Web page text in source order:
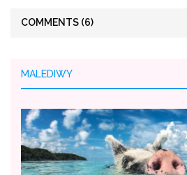
COMMENTS (6)
MALEDIWY